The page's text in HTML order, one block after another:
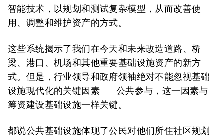
智能技术，以规划和测试复杂模型，从而改善使
用、调整和维护资产的方式。
这些系统揭示了我们在今天和未来改造道路、桥
梁、港口、机场和其他重要基础设施资产的新方
式。但是，行业领导和政府领袖绝对不能忽视基础
设施现代化的关键因素——公共参与，这一因素与
筹资建设基础设施一样关键。
都说公共基础设施体现了公民对他们所住社区规划